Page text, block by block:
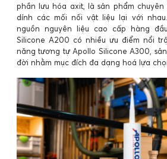
phần lưu hóa axit, là sản phẩm
dính các mối nối vật liệu lại với
nguồn nguyên liệu cao cấp hàng
Silicone A200 có nhiều ưu điểm nổi
năng tương tự Apollo Silicone A300,
đời nhằm mục đích đa dạng hoá lựa